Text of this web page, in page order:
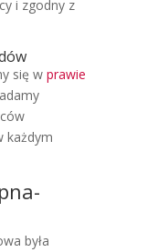
i zgodny z
się w prawie
każdym
była